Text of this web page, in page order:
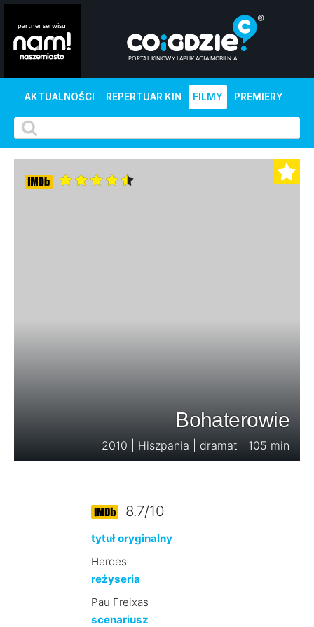
AKTUALNOŚCI REPERTUAR KIN FILMY PREMIERY
Bohaterowie
2010 | Hiszpania | dramat | 105 min
8.7/10
tytuł oryginalny
Heroes
reżyseria
Pau Freixas
scenariusz